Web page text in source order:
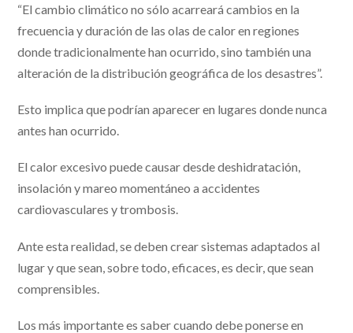
“El cambio climático no sólo acarreará cambios en la
frecuencia y duración de las olas de calor en regiones
donde tradicionalmente han ocurrido, sino también una
alteración de la distribución geográfica de los desastres”.
Esto implica que podrían aparecer en lugares donde nunca
antes han ocurrido.
El calor excesivo puede causar desde deshidratación,
insolación y mareo momentáneo a accidentes
cardiovasculares y trombosis.
Ante esta realidad, se deben crear sistemas adaptados al
lugar y que sean, sobre todo, eficaces, es decir, que sean
comprensibles.
Los más importante es saber cuando debe ponerse en